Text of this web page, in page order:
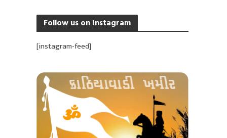
Follow us on Instagram
[instagram-feed]